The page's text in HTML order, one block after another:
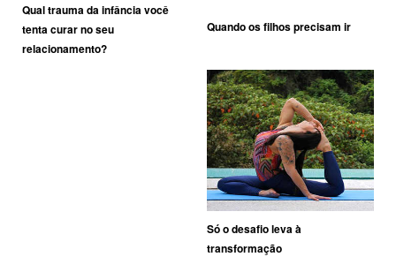
Qual trauma da infância você
tenta curar no seu
relacionamento?
Quando os filhos precisam ir
Só o desafio leva à
transformação